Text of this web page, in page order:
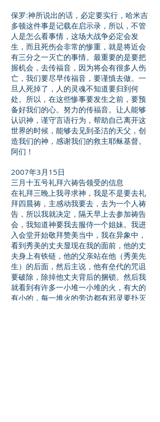
保罗:神所说出的话，必定要实行，哈米吉
多顿这件事是记载在启示录，所以，不管
人是怎么看事情，这场大战争必定会发
生，而且死伤会非常的惨重，就是将近会
有三分之一灭亡的事情。最重要的是要把
握机会，去传福音，因为将会有很多人伤
亡，我们要尽早传福音，要谨慎去做。一
旦人死掉了，人的灵魂不知道要归到何
处。所以，在这些惨事要发生之前，要预
备好我们的心。努力的传福音。让人能够
认识神，谨守言语行为，帮助自己离开这
世界的时候，能够去见到圣洁的天父，创
造我们的神，感谢我们的救主耶稣基督。
阿们！
2007年3月15日
三月十五号礼拜六祷告领受的信息
在礼拜三晚上我寻求神，我是不是要去礼
拜四晨祷，主感动我要去，去为一个人祷
告，所以我就决定，隔天早上去参加祷告
会，我知道神要我去服侍一个姐妹。我进
入会堂开始敬拜赞美当中，我在异象中，
看到秀美的丈夫显现在我的面前，他的丈
夫身上有铁链，他的父亲站在他（秀美先
生）的后面，然后主说，他有垒代的咒诅
要破除，除掉他丈夫背后的捆锁。然后我
就看到有许多一小堆一小堆的火，有大的
有小的，每一堆火的旁边都有邪灵要扑灭